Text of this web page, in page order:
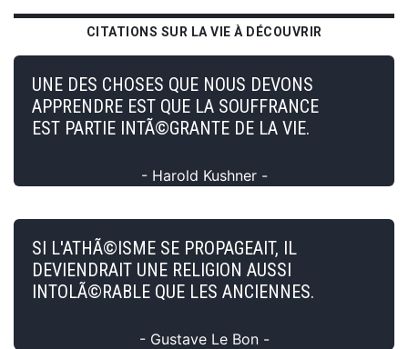
CITATIONS SUR LA VIE À DÉCOUVRIR
UNE DES CHOSES QUE NOUS DEVONS
APPRENDRE EST QUE LA SOUFFRANCE
EST PARTIE INTÃ©GRANTE DE LA VIE.
- Harold Kushner -
SI L'ATHÃ©ISME SE PROPAGEAIT, IL
DEVIENDRAIT UNE RELIGION AUSSI
INTOLÃ©RABLE QUE LES ANCIENNES.
- Gustave Le Bon -